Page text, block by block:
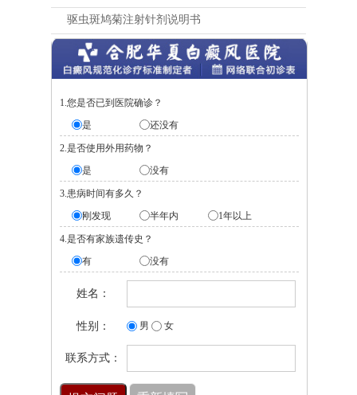
驱虫斑鸠菊注射针剂说明书
1.您是否已到医院确诊？
是
还没有
2.是否使用外用药物？
是
没有
3.患病时间有多久？
刚发现
半年内 1年以上
4.是否有家族遗传史？
有
没有
姓名：
性别： 男 女
联系方式：